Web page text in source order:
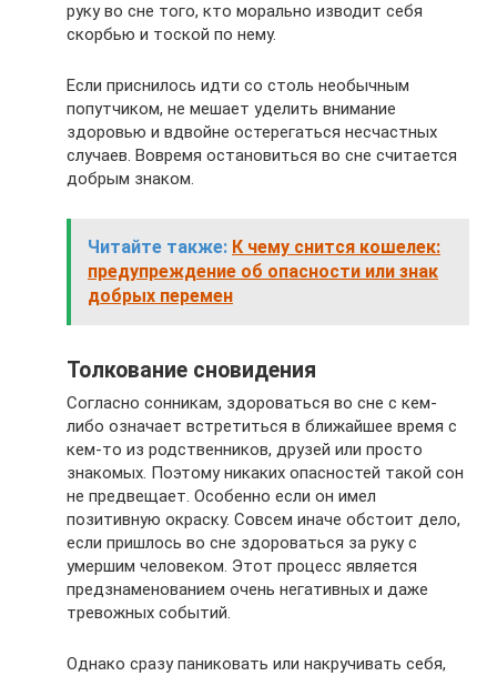
руку во сне того, кто морально изводит себя
скорбью и тоской по нему.
Если приснилось идти со столь необычным
попутчиком, не мешает уделить внимание
здоровью и вдвойне остерегаться несчастных
случаев. Вовремя остановиться во сне считается
добрым знаком.
Читайте также: К чему снится кошелек:
предупреждение об опасности или знак
добрых перемен
Толкование сновидения
Согласно сонникам, здороваться во сне с кем-
либо означает встретиться в ближайшее время с
кем-то из родственников, друзей или просто
знакомых. Поэтому никаких опасностей такой сон
не предвещает. Особенно если он имел
позитивную окраску. Совсем иначе обстоит дело,
если пришлось во сне здороваться за руку с
умершим человеком. Этот процесс является
предзнаменованием очень негативных и даже
тревожных событий.
Однако сразу паниковать или накручивать себя,